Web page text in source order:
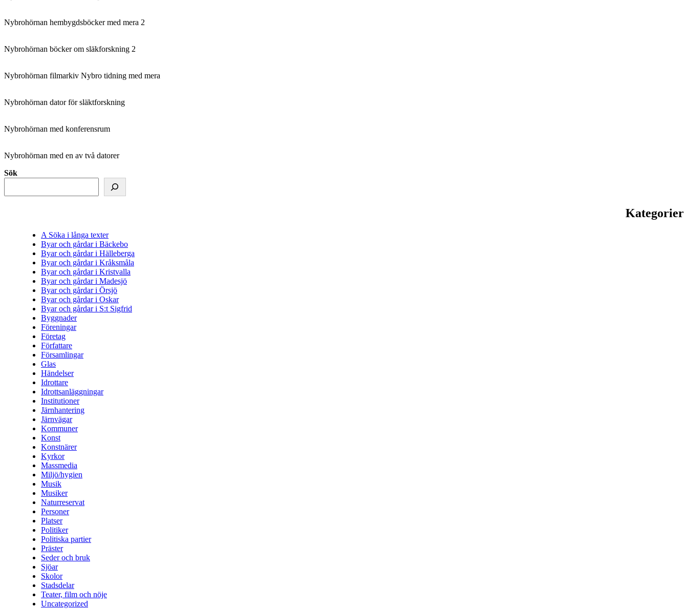
Nybrohörnan hembygdsböcker med mera 2
Nybrohörnan böcker om släkforskning 2
Nybrohörnan filmarkiv Nybro tidning med mera
Nybrohörnan dator för släktforskning
Nybrohörnan med konferensrum
Nybrohörnan med en av två datorer
Sök
Kategorier
A Söka i långa texter
Byar och gårdar i Bäckebo
Byar och gårdar i Hälleberga
Byar och gårdar i Kråksmåla
Byar och gårdar i Kristvalla
Byar och gårdar i Madesjö
Byar och gårdar i Örsjö
Byar och gårdar i Oskar
Byar och gårdar i S:t Sigfrid
Byggnader
Föreningar
Företag
Författare
Församlingar
Glas
Händelser
Idrottare
Idrottsanläggningar
Institutioner
Järnhantering
Järnvägar
Kommuner
Konst
Konstnärer
Kyrkor
Massmedia
Miljö/hygien
Musik
Musiker
Naturreservat
Personer
Platser
Politiker
Politiska partier
Präster
Seder och bruk
Sjöar
Skolor
Stadsdelar
Teater, film och nöje
Uncategorized